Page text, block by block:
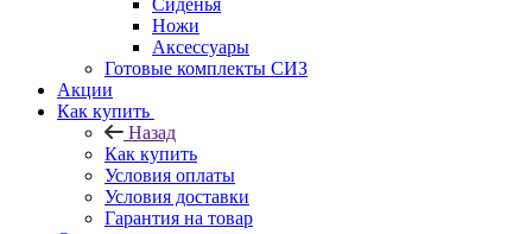
Сиденья
Ножи
Аксессуары
Готовые комплекты СИЗ
Акции
Как купить
Назад
Как купить
Условия оплаты
Условия доставки
Гарантия на товар